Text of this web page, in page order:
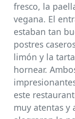
fresco, la
vegana. El
estaban tan
postres
limón y la
hornear.
este
muy atentas y